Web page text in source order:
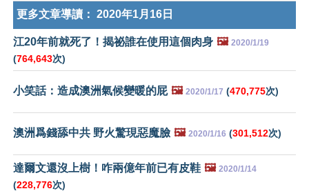
更多文章導讀： 2020年1月16日
江20年前就死了！揭祕誰在使用這個肉身 🖼️ 2020/1/19
(764,643次)
小笑話：造成澳洲氣候變暖的屁 🖼️ 2020/1/17 (470,775次)
澳洲爲錢舔中共 野火驚現惡魔臉 🖼️ 2020/1/16 (301,512次)
達爾文還沒上樹！咋兩億年前已有皮鞋 🖼️ 2020/1/14
(228,776次)